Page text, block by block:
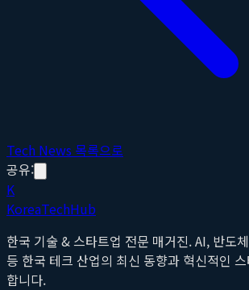
Tech News 목록으로
공유:
K
KoreaTechHub
한국 기술 & 스타트업 전문 매거진. AI, 반도
등 한국 테크 산업의 최신 동향과 혁신적인
합니다.